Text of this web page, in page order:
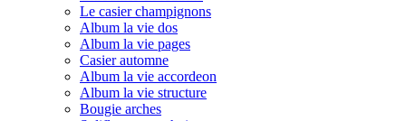
Le casier champignons
Album la vie dos
Album la vie pages
Casier automne
Album la vie accordeon
Album la vie structure
Bougie arches